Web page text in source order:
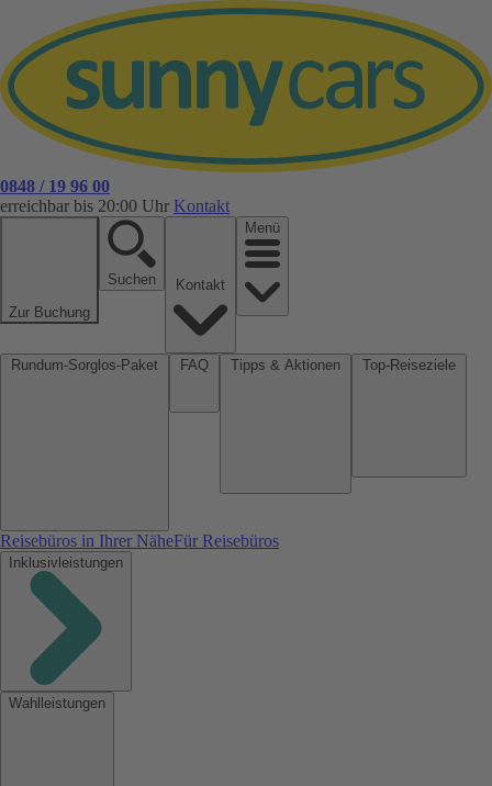
0848 / 19 96 00
erreichbar bis 20:00 Uhr Kontakt
Zur Buchung
Suchen
Menü
Reisebüros in Ihrer NäheFür Reisebüros
Inklusivleistungen
Wahlleistungen